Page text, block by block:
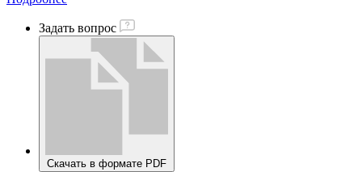
Задать вопрос
Скачать в формате PDF